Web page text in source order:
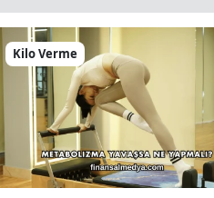
Kilo Verme